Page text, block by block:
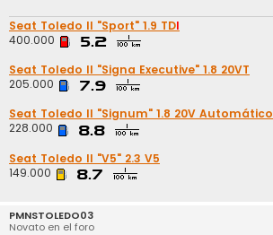
Seat Toledo II "Sport" 1.9 TDI
400.000
Seat Toledo II "Signa Executive" 1.8 20VT
205.000
Seat Toledo II "Signum" 1.8 20V Automático
228.000
Seat Toledo II "V5" 2.3 V5
149.000
PMNSTOLEDO03
Novato en el foro